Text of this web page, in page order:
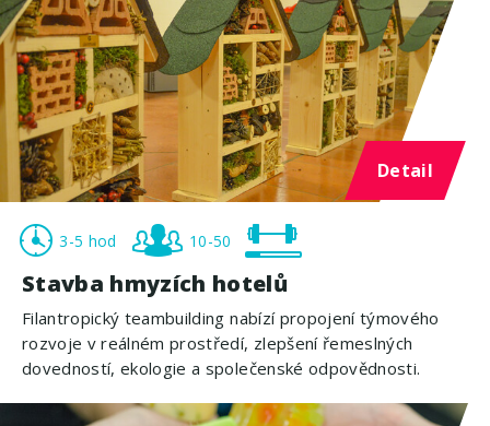
Detail
3-5 hod 10-50
Stavba hmyzích hotelů
Filantropický teambuilding nabízí propojení týmového
rozvoje v reálném prostředí, zlepšení řemeslných
dovedností, ekologie a společenské odpovědnosti.